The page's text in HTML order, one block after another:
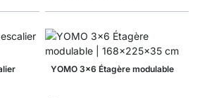
YOMO 3x6 Étagère modulable